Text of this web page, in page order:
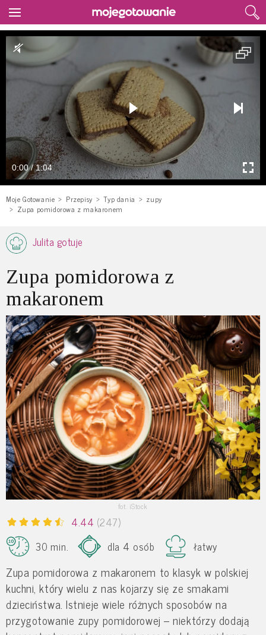
0:00 / 1:04
Moje Gotowanie Przepisy Typ dania
zupy
Zupa pomidorowa z makaronem
Julita gotuje
Zupa pomidorowa z
makaronem
fot. iStock
4.44 (247)
30 min.
dla 4 osób łatwy
Zupa pomidorowa z makaronem to klasyk w polskiej
kuchni, który wielu z nas kojarzy się ze smakami
dzieciństwa. Istnieje wiele różnych sposobów na
przygotowanie zupy pomidorowej – niektórzy dodają